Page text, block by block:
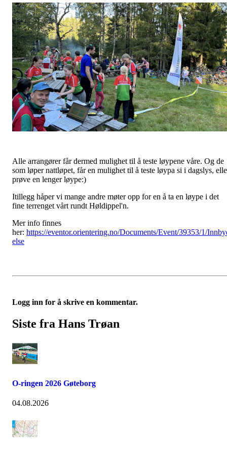
Alle arrangører får dermed mulighet til å teste løypene våre. Og de
som løper nattløpet, får en mulighet til å teste løypa si i dagslys,
prøve en lenger løype:)
Itillegg håper vi mange andre møter opp for en å ta en løype i det
fine terrenget vårt rundt Høldippel'n.
Mer info finnes
her: https://eventor.orientering.no/Documents/Event/39353/1/
else
Logg inn for å skrive en kommentar.
Siste fra Hans Trøan
O-ringen 2026 Gøteborg
04.08.2026